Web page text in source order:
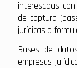
interesadas
de captura
jurídicas o
Bases de
empresas